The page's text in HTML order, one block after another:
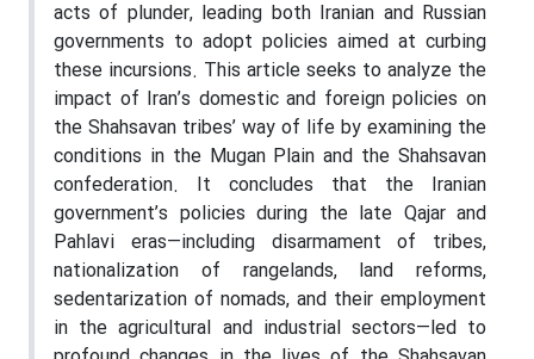
acts of plunder, leading both Iranian and Russian
governments to adopt policies aimed at curbing
these incursions. This article seeks to analyze the
impact of Iran’s domestic and foreign policies on
the Shahsavan tribes’ way of life by examining the
conditions in the Mugan Plain and the Shahsavan
confederation. It concludes that the Iranian
government’s policies during the late Qajar and
Pahlavi eras—including disarmament of tribes,
nationalization of rangelands, land reforms,
sedentarization of nomads, and their employment
in the agricultural and industrial sectors—led to